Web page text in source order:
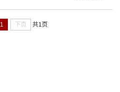
1 下页 共1页